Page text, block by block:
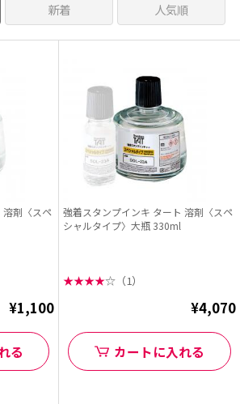
新着 人気順
溶剤〈スペ
¥1,100
る
強着スタンプインキ タート 溶剤〈スペ
シャルタイプ〉大瓶 330ml
★★★★☆ （1）
¥4,070
カートに入れる